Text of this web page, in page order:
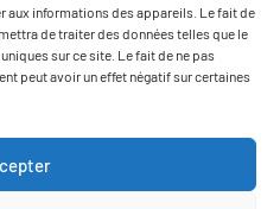
aux informations des appareils. Le fait de
de traiter des données telles que le
sur ce site. Le fait de ne pas
peut avoir un effet négatif sur certaines
Mentions légales
vous ne souhaitez pas